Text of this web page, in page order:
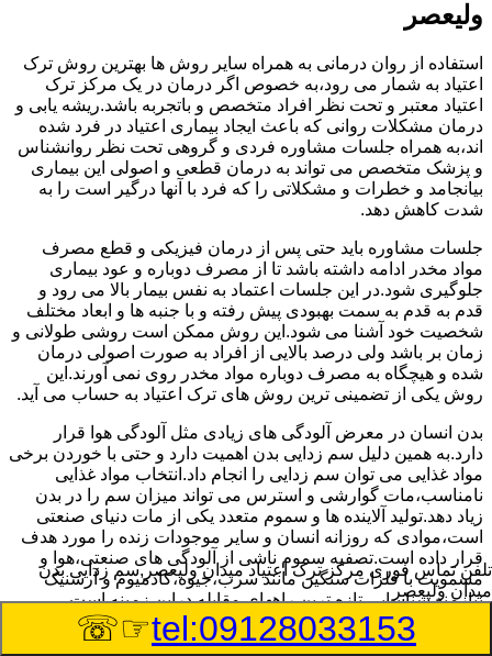
ولیعصر
استفاده از روان درمانی به همراه سایر روش ها بهترین روش ترک
اعتیاد به شمار می رود،به خصوص اگر درمان در یک مرکز ترک
اعتیاد معتبر و تحت نظر افراد متخصص و باتجربه باشد.ریشه یابی و
درمان مشکلات روانی که باعث ایجاد بیماری اعتیاد در فرد شده
اند،به همراه جلسات مشاوره فردی و گروهی تحت نظر روانشناس
و پزشک متخصص می تواند به درمان قطعی و اصولی این بیماری
بیانجامد و خطرات و مشکلاتی را که فرد با آنها درگیر است را به
شدت کاهش دهد.
جلسات مشاوره باید حتی پس از درمان فیزیکی و قطع مصرف
مواد مخدر ادامه داشته باشد تا از مصرف دوباره و عود بیماری
جلوگیری شود.در این جلسات اعتماد به نفس بیمار بالا می رود و
قدم به قدم به سمت بهبودی پیش رفته و با جنبه ها و ابعاد مختلف
شخصیت خود آشنا می شود.این روش ممکن است روشی طولانی و
زمان بر باشد ولی درصد بالایی از افراد به صورت اصولی درمان
شده و هیچگاه به مصرف دوباره مواد مخدر روی نمی آورند.این
روش یکی از تضمینی ترین روش های ترک اعتیاد به حساب می آید.
بدن انسان در معرض آلودگی های زیادی مثل آلودگی هوا قرار
دارد.به همین دلیل سم زدایی بدن اهمیت دارد و حتی با خوردن برخی
مواد غذایی می توان سم زدایی را انجام داد.انتخاب مواد غذایی
نامناسب،مات گوارشی و استرس می تواند میزان سم را در بدن
زیاد دهد.تولید آلاینده ها و سموم متعدد یکی از مات دنیای صنعتی
است،موادی که روزانه انسان و سایر موجودات زنده را مورد هدف
قرار داده است.تصفیه سموم ناشی از آلودگی های صنعتی،هوا و
مسمویت با فلزات سنگین مانند سرب،جیوه،کادمیوم و آرسنیک
نیازمند شناسایی تازه ترین راههای مقابله دراین زمینه است.
سم زدایی بدن در میدان ولیعصر
تلفن تماس فوریمرکز ترک اعتیاد میدان ولیعصر,سم زدایی بدن
میدان ولیعصر
tel:09128033153
☞☏